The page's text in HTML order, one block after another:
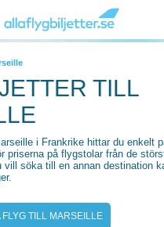
TILL
i Frankrike hittar du enkelt
priserna på flygstolar från de
vill söka till en annan destination
FLYG TILL MARSEILLE